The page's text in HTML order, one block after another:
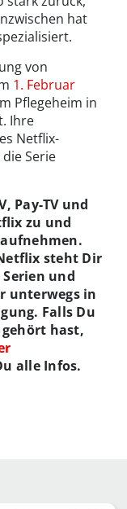
hat
von
1. Februar
Pflegeheim in
Ihre
Netflix-
Serie
Pay-TV und
zu und
steht Dir
und
unterwegs in
Falls Du
hast,
alle Infos.